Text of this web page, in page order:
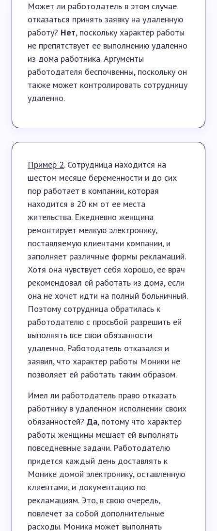
Может ли работодатель в этом случае
отказаться принять заявку на удаленную
работу? Нет, поскольку характер работы
не препятствует ее выполнению удаленно
из дома работника. Аргументы
работодателя беспочвенны, поскольку он
также может контролировать сотрудницу
удаленно.
Пример 2. Сотрудница находится на
шестом месяце беременности и до сих
пор работает в компании, которая
находится в 20 км от ее места
жительства. Ежедневно женщина
ремонтирует мелкую электронику,
поставляемую клиентами компании, и
заполняет различные формы рекламаций.
Хотя она чувствует себя хорошо, ее врач
рекомендовал ей работать из дома, если
она не хочет идти на полный больничный.
Поэтому сотрудница обратилась к
работодателю с просьбой разрешить ей
выполнять все свои обязанности
удаленно. Работодатель отказался и
заявил, что характер работы Моники не
позволяет ей работать таким образом.
Имел ли работодатель право отказать
работнику в удаленном исполнении своих
обязанностей? Да, потому что характер
работы женщины мешает ей выполнять
повседневные задачи. Работодателю
придется каждый день доставлять к
Монике домой электронику, оставленную
клиентами, и документацию по
рекламациям. Это, в свою очередь,
повлечет за собой дополнительные
расходы. Моника может выполнять